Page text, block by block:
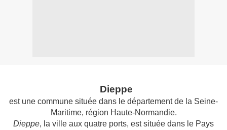
Dieppe
est une commune située dans le département de la Seine-
Maritime, région Haute-Normandie.
Dieppe, la ville aux quatre ports, est située dans le Pays